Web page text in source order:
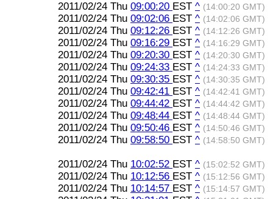
2011/02/24 Thu 09:00:20 EST ^ (14:00:20 GMT)
2011/02/24 Thu 09:02:06 EST ^ (14:02:06 GMT)
2011/02/24 Thu 09:12:26 EST ^ (14:12:26 GMT)
2011/02/24 Thu 09:16:29 EST ^ (14:16:29 GMT)
2011/02/24 Thu 09:20:30 EST ^ (14:20:30 GMT)
2011/02/24 Thu 09:24:33 EST ^ (14:24:33 GMT)
2011/02/24 Thu 09:30:35 EST ^ (14:30:35 GMT)
2011/02/24 Thu 09:42:41 EST ^ (14:42:41 GMT)
2011/02/24 Thu 09:44:42 EST ^ (14:44:42 GMT)
2011/02/24 Thu 09:48:44 EST ^ (14:48:44 GMT)
2011/02/24 Thu 09:50:46 EST ^ (14:50:46 GMT)
2011/02/24 Thu 09:58:50 EST ^ (14:58:50 GMT)
2011/02/24 Thu 10:02:52 EST ^ (15:02:52 GMT)
2011/02/24 Thu 10:12:56 EST ^ (15:12:56 GMT)
2011/02/24 Thu 10:14:57 EST ^ (15:14:57 GMT)